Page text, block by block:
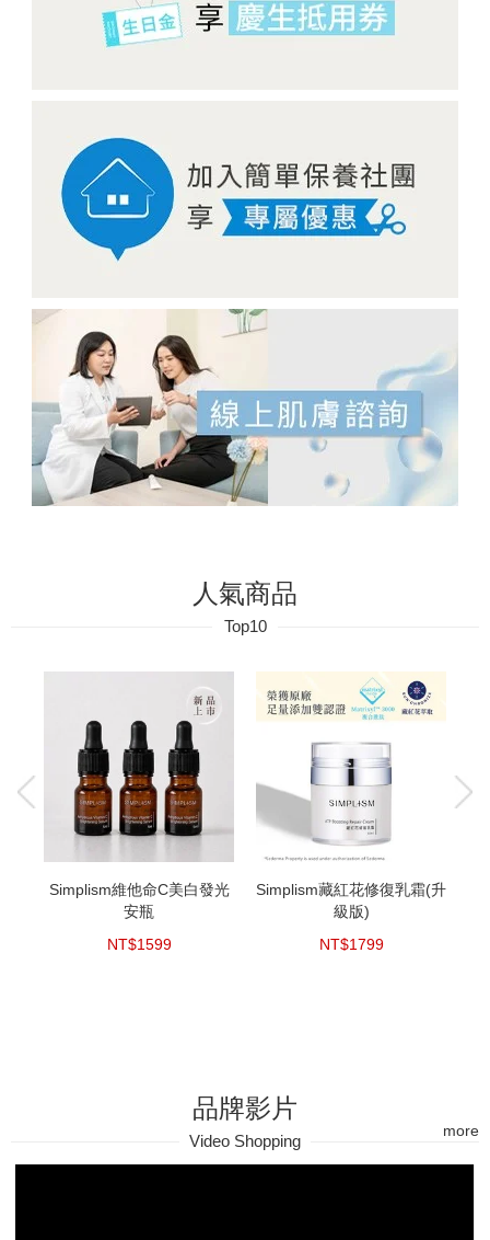
人氣商品
Top10
Simplism維他命C美白發光
安瓶
NT$1599
Simplism藏紅花修復乳霜(升
級版)
NT$1799
品牌影片
Video Shopping
more